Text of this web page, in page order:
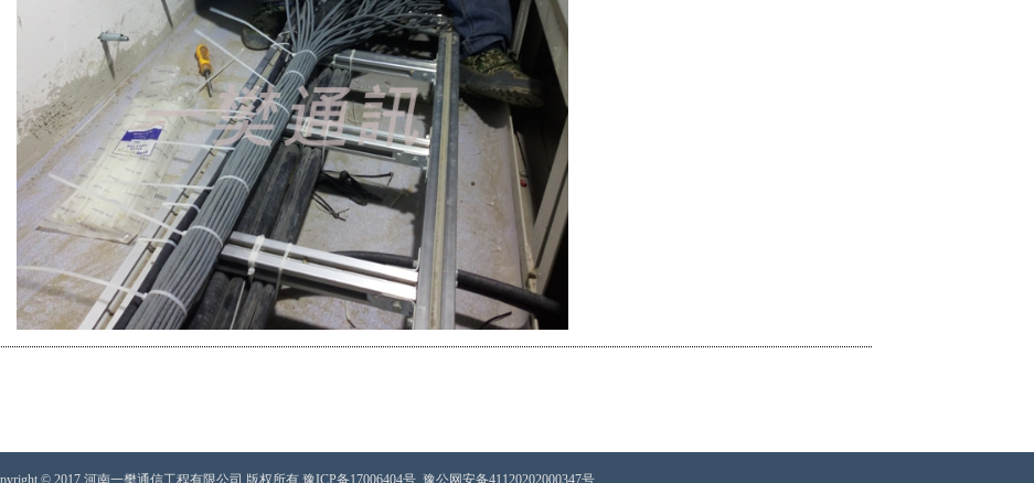
© 2017 河南一樊通信工程有限公司 版权所有 豫ICP备17006404号 豫公网安备41120202000347号